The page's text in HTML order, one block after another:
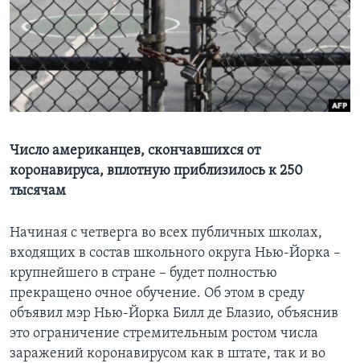
Learning English
СОЦИАЛЬНЫЕ СЕТИ
Языки
Число американцев, скончавшихся от
коронавируса, вплотную приблизилось к 250
тысячам
Начиная с четверга во всех публичных школах,
входящих в состав школьного округа Нью-Йорка –
крупнейшего в стране – будет полностью
прекращено очное обучение. Об этом в среду
объявил мэр Нью-Йорка Билл де Блазио, объяснив
это ограничение стремительным ростом числа
заражений коронавирусом как в штате, так и во